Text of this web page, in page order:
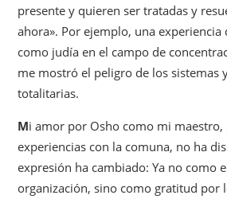
presente y quieren ser tratadas y
ahora». Por ejemplo, una
como judía en el campo de
me mostró el peligro de los sistemas
totalitarias.
Mi amor por Osho como mi
experiencias con la comuna, no ha
expresión ha cambiado: Ya no como
organización, sino como gratitud por